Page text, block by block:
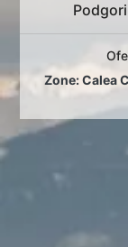
Zone:Calea